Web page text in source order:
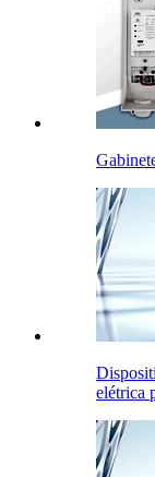
elétrica